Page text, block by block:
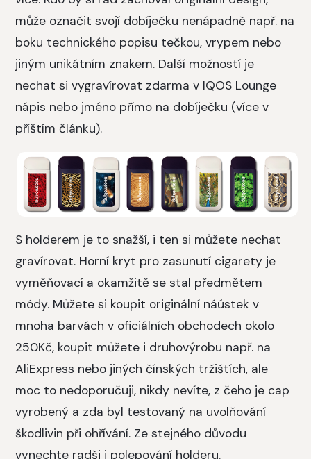
může označit svojí dobíječku nenápadně např. na
boku technického popisu tečkou, vrypem nebo
jiným unikátním znakem. Další možností je
nechat si vygravírovat zdarma v IQOS Lounge
nápis nebo jméno přímo na dobíječku (více v
příštím článku).
S holderem je to snažší, i ten si můžete nechat
gravírovat. Horní kryt pro zasunutí cigarety je
vyměňovací a okamžitě se stal předmětem
módy. Můžete si koupit originální náústek v
mnoha barvách v oficiálních obchodech okolo
250Kč, koupit můžete i druhovýrobu např. na
AliExpress nebo jiných čínských tržištích, ale
moc to nedoporučuji, nikdy nevíte, z čeho je cap
vyrobený a zda byl testovaný na uvolňování
škodlivin při ohřívání. Ze stejného důvodu
vynechte radši i polepování holderu.